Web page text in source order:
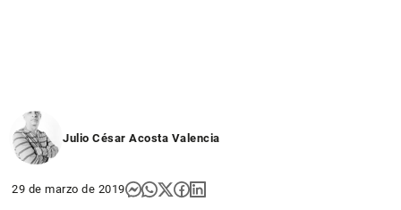
Julio César Acosta Valencia
29 de marzo de 2019